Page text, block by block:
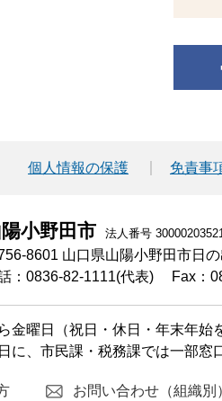
個人情報の保護 免責事
小野田市 法人番号
8601 山口県山陽小野田市日
：0836-82-1111(代表)
Fax：
金曜日（祝日・休日・年末年始
に、市民課・税務課では一部窓
お問い合わせ（組織別